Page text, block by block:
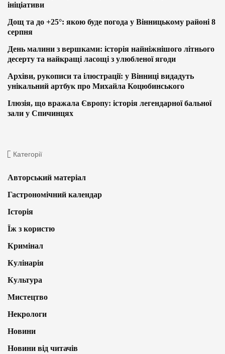
ініціативи
Дощ та до +25°: якою буде погода у Вінницькому районі 8
серпня
День малини з вершками: історія найніжнішого літнього
десерту та найкращі ласощі з улюбленої ягоди
Архіви, рукописи та ілюстрації: у Вінниці видадуть
унікальний артбук про Михайла Коцюбинського
Ілюзія, що вражала Європу: історія легендарної бальної
зали у Спичинцях
Категорії
Авторський матеріал
Гастрономічний календар
Історія
Їж з користю
Кримінал
Кулінарія
Культура
Мистецтво
Некрологи
Новини
Новини від читачів